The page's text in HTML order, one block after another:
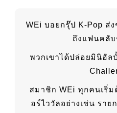
WEi บอยกรุ๊ป K-Pop ส่
ถึงแฟนคลับ
พวกเขาได้ปล่อยมินิอัล
สมาชิก WEi ทุกคนเริ่ม
อร์ไววัลอย่างเช่น ราย